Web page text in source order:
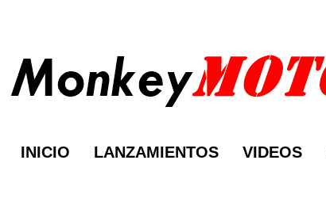
INICIO LANZAMIENTOS VIDEOS